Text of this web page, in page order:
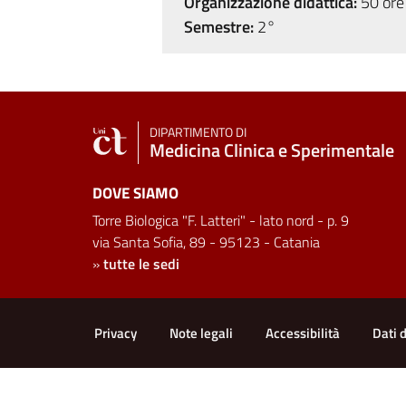
Semestre:2°
DIPARTIMENTO DI
Medicina Clinica e Sperimentale
DOVE SIAMO
Torre Biologica "F. Latteri" - lato nord - p. 9
via Santa Sofia, 89 - 95123 - Catania
»tutte le sedi
Privacy Note legali Accessibilità Dati